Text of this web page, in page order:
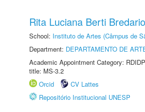
Rita Luciana Berti
School: Instituto de Artes (Câmpus de
Department: DEPARTAMENTO DE
Academic Appointment Category:
title: MS-3.2
Orcid
CV Lattes
Repositório Institucional UNESP